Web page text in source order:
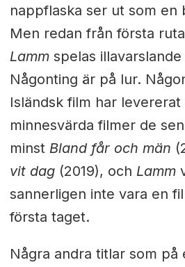
nappflaska ser ut som en
Men redan från första
Lammspelas illavarslande
Någonting är på lur.
Isländsk film har levererat
minnesvärda filmer de
minst Bland får och män
vit dag(2019), och Lamm
sannerligen inte vara en
första taget.
Några andra titlar som på